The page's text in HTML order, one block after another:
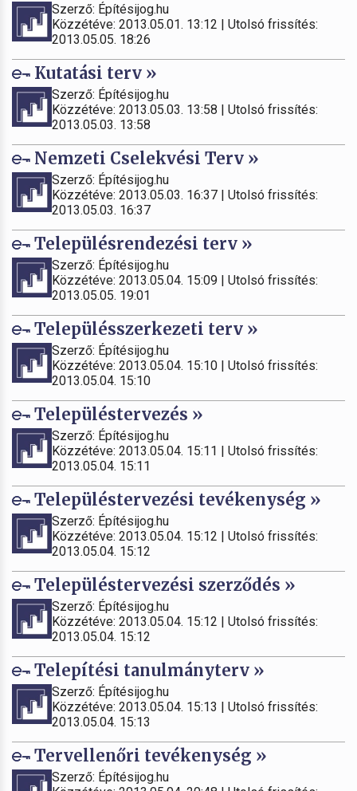
Szerző: Építésijog.hu
Közzétéve: 2013.05.01. 13:12 | Utolsó frissítés:
2013.05.05. 18:26
Kutatási terv »
Szerző: Építésijog.hu
Közzétéve: 2013.05.03. 13:58 | Utolsó frissítés:
2013.05.03. 13:58
Nemzeti Cselekvési Terv »
Szerző: Építésijog.hu
Közzétéve: 2013.05.03. 16:37 | Utolsó frissítés:
2013.05.03. 16:37
Településrendezési terv »
Szerző: Építésijog.hu
Közzétéve: 2013.05.04. 15:09 | Utolsó frissítés:
2013.05.05. 19:01
Településszerkezeti terv »
Szerző: Építésijog.hu
Közzétéve: 2013.05.04. 15:10 | Utolsó frissítés:
2013.05.04. 15:10
Településtervezés »
Szerző: Építésijog.hu
Közzétéve: 2013.05.04. 15:11 | Utolsó frissítés:
2013.05.04. 15:11
Településtervezési tevékenység »
Szerző: Építésijog.hu
Közzétéve: 2013.05.04. 15:12 | Utolsó frissítés:
2013.05.04. 15:12
Településtervezési szerződés »
Szerző: Építésijog.hu
Közzétéve: 2013.05.04. 15:12 | Utolsó frissítés:
2013.05.04. 15:12
Telepítési tanulmányterv »
Szerző: Építésijog.hu
Közzétéve: 2013.05.04. 15:13 | Utolsó frissítés:
2013.05.04. 15:13
Tervellenőri tevékenység »
Szerző: Építésijog.hu